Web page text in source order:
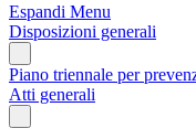
Espandi Menu
Disposizioni generali
Piano triennale per
Atti generali